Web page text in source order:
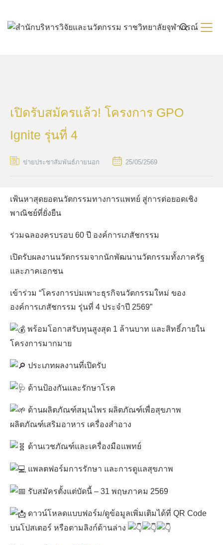
content
TH
เปิดรับสมัครแล้ว! โครงการ GPO
Ignite รุ่นที่ 4
ข่ายประชาสัมพันธ์ภายนอก 25/05/2569
เฟ้นหาสุดยอดนวัตกรรมทางการแพทย์ สู่การต่อยอดเชิง
พาณิชย์ที่ยั่งยืน
ร่วมฉลองครบรอบ 60 ปี องค์การเภสัชกรรม
เปิดรับผลงานนวัตกรรมจากนักพัฒนานวัตกรรมทั้งภาครัฐ
และภาคเอกชน
เข้าร่วม “โครงการบ่มเพาะธุรกิจนวัตกรรมใหม่ ของ
องค์การเภสัชกรรม รุ่นที่ 4 ประจำปี 2569”
พร้อมโอกาสรับทุนสูงสุด 1 ล้านบาท และสิทธิ์ภายใน
โครงการมากมาย
ประเภทผลงานที่เปิดรับ
ด้านป้องกันและรักษาโรค
ด้านผลิตภัณฑ์สมุนไพร ผลิตภัณฑ์เพื่อสุขภาพ
ผลิตภัณฑ์เสริมอาหาร เครื่องสำอาง
ด้านเวชภัณฑ์และเครื่องมือแพทย์
แพลตฟอร์มการรักษา และการดูแลสุขภาพ
รับสมัครตั้งแต่บัดนี้ – 31 พฤษภาคม 2569
ดาวน์โหลดแบบฟอร์ม/ดูข้อมูลเพิ่มเติมได้ที่ QR Code
บนโปสเตอร์ หรือตามลิงก์ด้านล่าง